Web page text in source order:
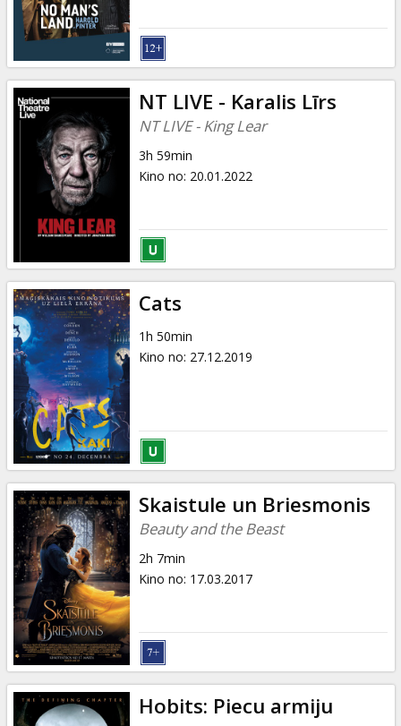
NT LIVE - Karalis Līrs
NT LIVE - King Lear
3h 59min
Kino no: 20.01.2022
Cats
1h 50min
Kino no: 27.12.2019
Skaistule un Briesmonis
Beauty and the Beast
2h 7min
Kino no: 17.03.2017
Hobits: Piecu armiju